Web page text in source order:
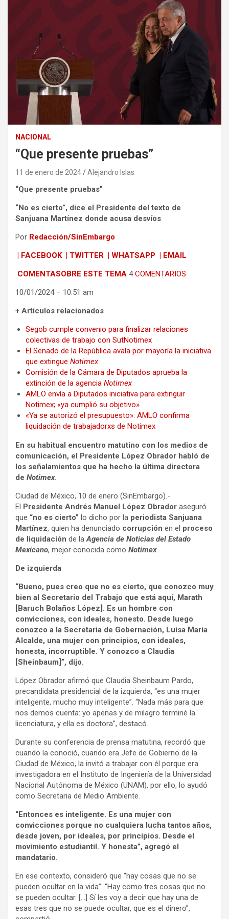
NACIONAL
“Que presente pruebas”
11 de enero de 2024 Alejandro Islas
“Que presente pruebas”
“No es cierto”, dice el Presidente del texto de
Sanjuana Martínez donde acusa desvíos
Por Redacción/SinEmbargo
| FACEBOOK | TWITTER | WHATSAPP | EMAIL
COMENTASOBRE ESTE TEMA 4COMENTARIOS
10/01/2024 – 10:51 am
+ Artículos relacionados
Segob cumple convenio para finalizar relaciones
colectivas de trabajo con SutNotimex
El Senado de la República avala por mayoría la iniciativa
que extingue Notimex
Comisión de la Cámara de Diputados aprueba la
extinción de la agencia Notimex
AMLO envía a Diputados iniciativa para extinguir
Notimex; «ya cumplió su objetivo»
«Ya se autorizó el presupuesto»: AMLO confirma
liquidación de trabajadorxs de Notimex
En su habitual encuentro matutino con los medios de
comunicación, el Presidente López Obrador habló de
los señalamientos que ha hecho la última directora
de Notimex.
Ciudad de México, 10 de enero (SinEmbargo).-
El Presidente Andrés Manuel López Obrador aseguró
que “no es cierto” lo dicho por la periodista Sanjuana
Martínez, quien ha denunciado corrupción en el proceso
de liquidación de laAgencia de Noticias del Estado
Mexicano, mejor conocida como Notimex.
De izquierda
“Bueno, pues creo que no es cierto, que conozco muy
bien al Secretario del Trabajo que está aquí, Marath
[Baruch Bolaños López]. Es un hombre con
convicciones, con ideales, honesto. Desde luego
conozco a la Secretaria de Gobernación, Luisa María
Alcalde, una mujer con principios, con ideales,
honesta, incorruptible. Y conozco a Claudia
[Sheinbaum]”, dijo.
López Obrador afirmó que Claudia Sheinbaum Pardo,
precandidata presidencial de la izquierda, “es una mujer
inteligente, mucho muy inteligente”. “Nada más para que
nos demos cuenta: yo apenas y de milagro terminé la
licenciatura, y ella es doctora”, destacó.
Durante su conferencia de prensa matutina, recordó que
cuando la conoció, cuando era Jefe de Gobierno de la
Ciudad de México, la invitó a trabajar con él porque era
investigadora en el Instituto de Ingeniería de la Universidad
Nacional Autónoma de México (UNAM), por ello, lo ayudó
como Secretaria de Medio Ambiente.
“Entonces es inteligente. Es una mujer con
convicciones porque no cualquiera lucha tantos años,
desde joven, por ideales, por principios. Desde el
movimiento estudiantil. Y honesta”, agregó el
mandatario.
En ese contexto, consideró que “hay cosas que no se
pueden ocultar en la vida”. “Hay como tres cosas que no
se pueden ocultar. […] Sí les voy a decir que hay una de
esas tres que no se puede ocultar, que es el dinero”,